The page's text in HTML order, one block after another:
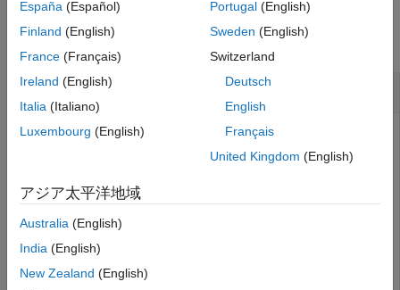
バージョン履歴
参考
例
fiオブジェクトの最下位ビット
オブジェクトaの最下位ビットの
語長 8 ビット、小数部の長さ 7 ビットを指定する符号付き fi
a = fi([],1,8,7)
España (Español)
Finland (English)
France (Français)
Ireland (English)
Italia (Italiano)
Luxembourg (English)
Portugal(English)
Sweden (English)
Switzerland
Deutsch
English
Français
United Kingdom (English)
アジア太平洋地域
Australia (English)
India (English)
New Zealand (English)